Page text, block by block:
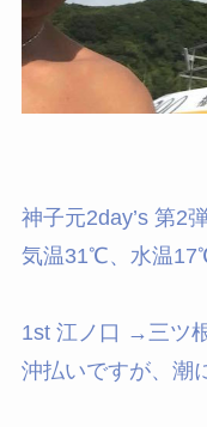
神子元2day’s 第2
気温31℃、水温
1st 江ノ口 →三ツ
沖払いですが、潮